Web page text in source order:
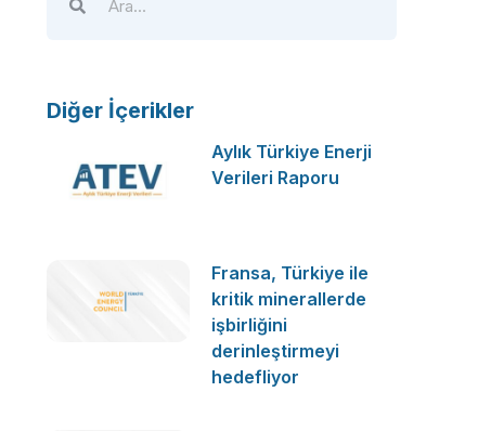
Diğer İçerikler
Aylık Türkiye Enerji
Verileri Raporu
Fransa, Türkiye ile
kritik minerallerde
işbirliğini
derinleştirmeyi
hedefliyor